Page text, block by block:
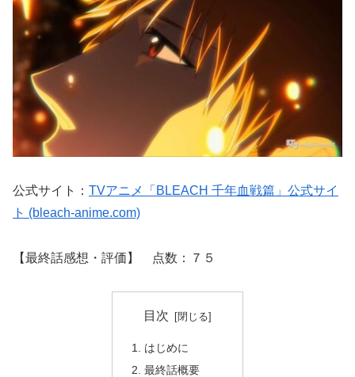
公式サイト： TVアニメ「BLEACH 千年血戦篇」公式サイ
ト (bleach-anime.com)
【最終話感想・評価】 点数：７５
目次
はじめに
最終話概要